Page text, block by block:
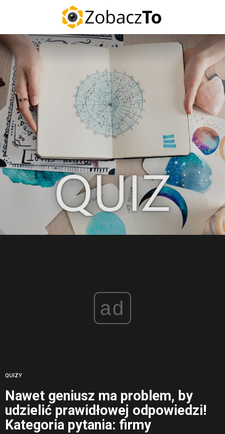
ad
QUIZY
Nawet geniusz ma problem, by
udzielić prawidłowej odpowiedzi!
Kategoria pytania: firmy